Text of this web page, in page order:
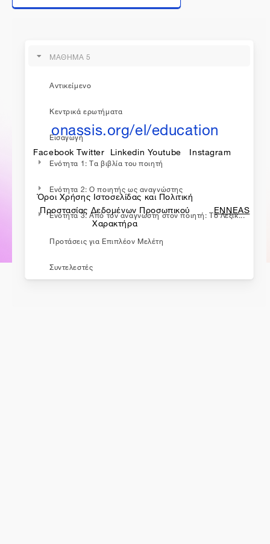
ΜΑΘΗΜΑ 5
Αντικείμενο
Κεντρικά ερωτήματα
Εισαγωγή
Ενότητα 1: Τα βιβλία του ποιητή
Ενότητα 2: Ο ποιητής ως αναγνώστης
Ενότητα 3: Από τον αναγνώστη στον ποιητή: Το Λεξικ...
Προτάσεις για Επιπλέον Μελέτη
Συντελεστές
η εκπαίδευση συνεχίζεται...
onassis.org/el/education
Facebook Twitter Linkedin Youtube Instagram
Όροι Χρήσης Ιστοσελίδας και Πολιτική
Προστασίας Δεδομένων Προσωπικού
Χαρακτήρα
ENNEAS